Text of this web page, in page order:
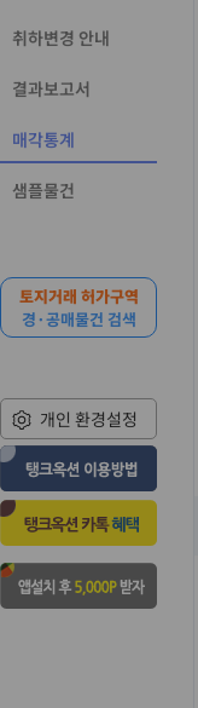
취하변경 안내
결과보고서
매각통계
샘플물건
토지거래 허가구역
경·공매물건 검색
개인 환경설정